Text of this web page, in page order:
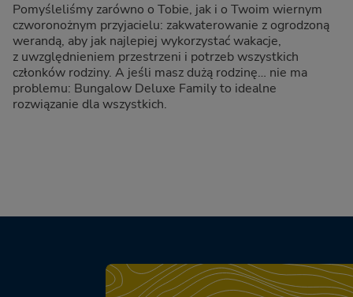
Pomyśleliśmy zarówno o Tobie, jak i o Twoim wiernym
czworonożnym przyjacielu: zakwaterowanie z ogrodzoną
werandą, aby jak najlepiej wykorzystać wakacje,
z uwzględnieniem przestrzeni i potrzeb wszystkich
członków rodziny. A jeśli masz dużą rodzinę… nie ma
problemu: Bungalow Deluxe Family to idealne
rozwiązanie dla wszystkich.